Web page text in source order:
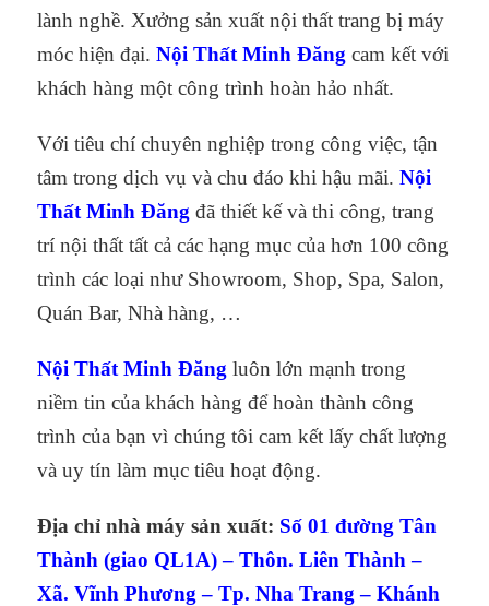
lành nghề. Xưởng sản xuất nội thất trang bị máy
móc hiện đại. Nội Thất Minh Đăngcam kết với
khách hàng một công trình hoàn hảo nhất.
Với tiêu chí chuyên nghiệp trong công việc, tận
tâm trong dịch vụ và chu đáo khi hậu mãi. Nội
Thất Minh Đăng đã thiết kế và thi công, trang
trí nội thất tất cả các hạng mục của hơn 100 công
trình các loại như Showroom, Shop, Spa, Salon,
Quán Bar, Nhà hàng, …
Nội Thất Minh Đăng luôn lớn mạnh trong
niềm tin của khách hàng để hoàn thành công
trình của bạn vì chúng tôi cam kết lấy chất lượng
và uy tín làm mục tiêu hoạt động.
Địa chỉ nhà máy sản xuất: Số 01 đường Tân
Thành (giao QL1A) – Thôn. Liên Thành –
Xã. Vĩnh Phương – Tp. Nha Trang – Khánh